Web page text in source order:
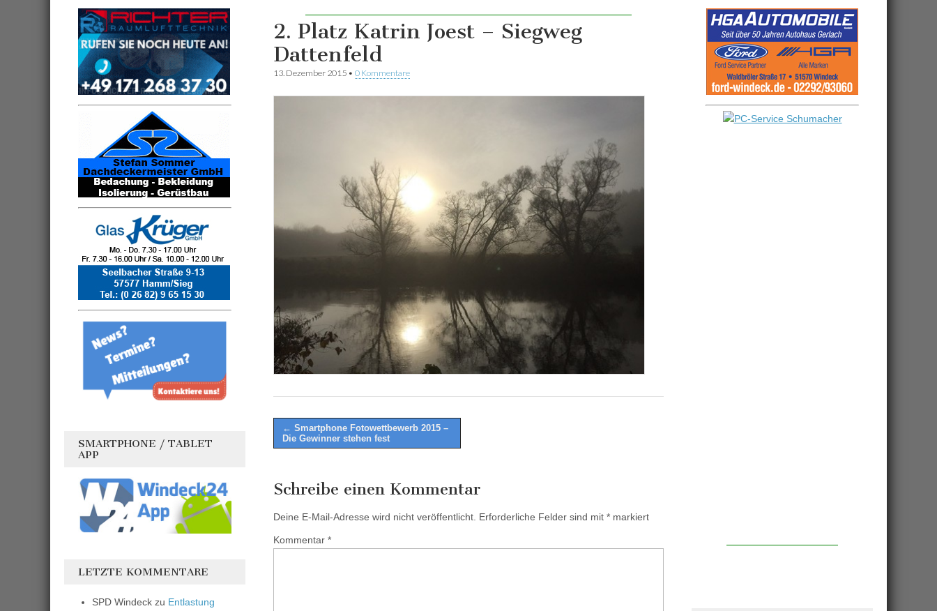
2. Platz Katrin Joest – Siegweg
Dattenfeld
13. Dezember 2015 • 0 Kommentare
Post
navigation
← Smartphone Fotowettbewerb 2015 –
Die Gewinner stehen fest
Schreibe einen Kommentar
Deine E-Mail-Adresse wird nicht veröffentlicht. Erforderliche Felder sind mit * markiert
Kommentar *
SMARTPHONE / TABLET
APP
LETZTE KOMMENTARE
SPD Windeck zu Entlastung